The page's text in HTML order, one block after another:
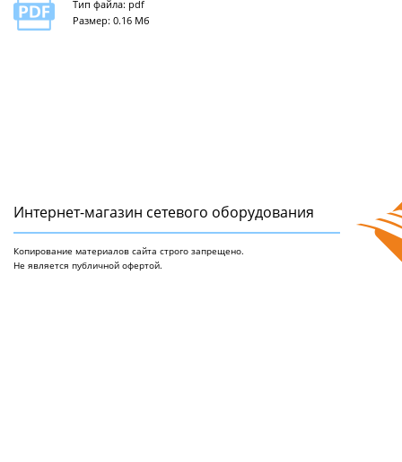
Тип файла: pdf
Размер: 0.16 Мб
Интернет-магазин сетeвого оборудования
Копирование материалов сайта строго запрещено.
Не является публичной офертой.